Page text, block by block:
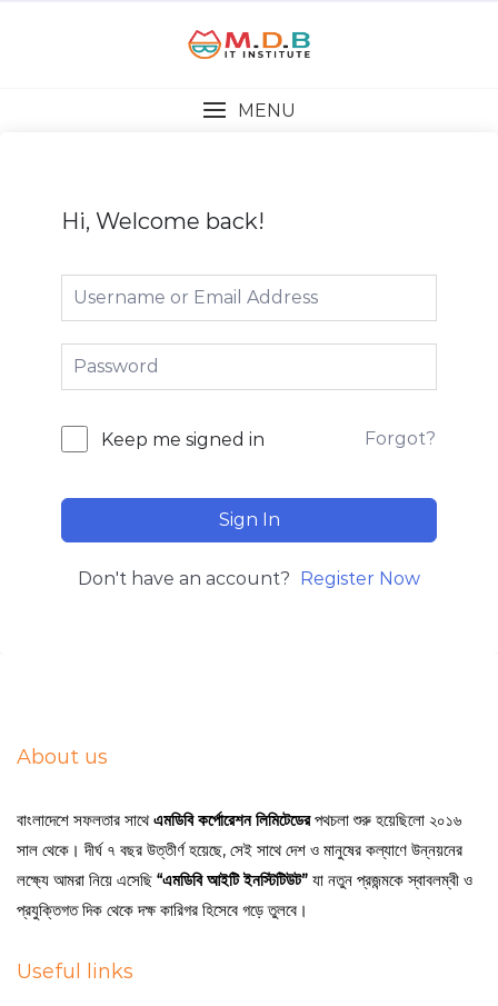
MENU
Hi, Welcome back!
Keep me signed in Forgot?
Sign In
Don't have an account? Register Now
About us
বাংলাদেশে সফলতার সাথেএমডিবি কর্পোরেশন লিমিটেডেরপথচলা শুরু হয়েছিলো ২০১৬
সাল থেকে। দীর্ঘ ৭ বছর উত্তীর্ণ হয়েছে, সেই সাথে দেশ ও মানুষের কল্যাণে উন্নয়নের
লক্ষ্যে আমরা নিয়ে এসেছি “এমডিবি আইটি ইনস্টিটিউট” যা নতুন প্রজন্মকে স্বাবলম্বী ও
প্রযুক্তিগত দিক থেকে দক্ষ কারিগর হিসেবে গড়ে তুলবে।
Useful links